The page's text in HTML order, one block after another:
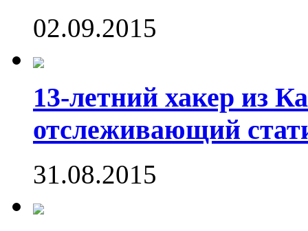
02.09.2015
13-летний хакер из
отслеживающий
31.08.2015